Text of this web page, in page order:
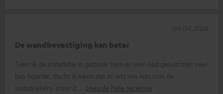
De wandbevestiging kan beter
Toen ik de installatie in gebruik nam en een luid geluid met veel
bas hoorde, dacht ik eerst dat er iets mis was met de
luidsprekers, maar d
Lees de hele recensie
04.04.2026